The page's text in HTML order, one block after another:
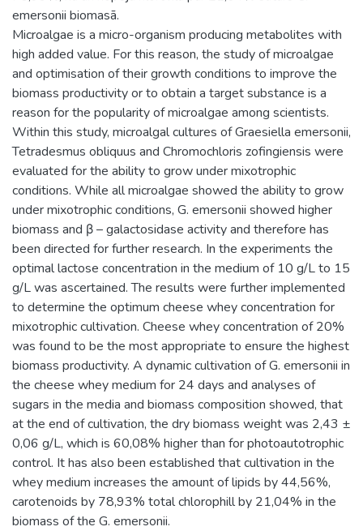
emersonii biomasā.
Microalgae is a micro-organism producing metabolites with
high added value. For this reason, the study of microalgae
and optimisation of their growth conditions to improve the
biomass productivity or to obtain a target substance is a
reason for the popularity of microalgae among scientists.
Within this study, microalgal cultures of Graesiella emersonii,
Tetradesmus obliquus and Chromochloris zofingiensis were
evaluated for the ability to grow under mixotrophic
conditions. While all microalgae showed the ability to grow
under mixotrophic conditions, G. emersonii showed higher
biomass and β – galactosidase activity and therefore has
been directed for further research. In the experiments the
optimal lactose concentration in the medium of 10 g/L to 15
g/L was ascertained. The results were further implemented
to determine the optimum cheese whey concentration for
mixotrophic cultivation. Cheese whey concentration of 20%
was found to be the most appropriate to ensure the highest
biomass productivity. A dynamic cultivation of G. emersonii in
the cheese whey medium for 24 days and analyses of
sugars in the media and biomass composition showed, that
at the end of cultivation, the dry biomass weight was 2,43 ±
0,06 g/L, which is 60,08% higher than for photoautotrophic
control. It has also been established that cultivation in the
whey medium increases the amount of lipids by 44,56%,
carotenoids by 78,93% total chlorophill by 21,04% in the
biomass of the G. emersonii.